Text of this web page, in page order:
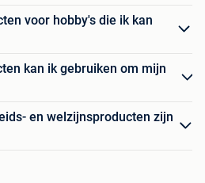
voor hobby's die ik kan
kan ik gebruiken om mijn
en welzijnsproducten zijn